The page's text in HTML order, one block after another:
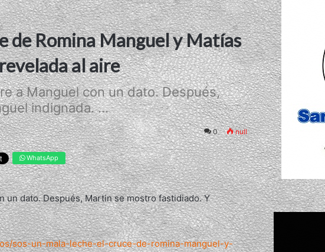
de Romina Manguel y Matías
al aire
a Manguel con un dato. Después,
indignada. ...
0 null
WhatsApp
un dato. Después, Martin se mostro fastidiado. Y
sos-un-mala-leche-el-cruce-de-romina-manguel-y-